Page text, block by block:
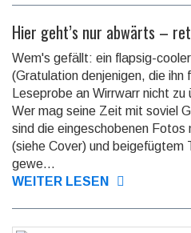
Hier geht’s nur abwärts –
Wem's gefällt: ein flapsig-
(Gratulation denjenigen, die
Leseprobe an Wirrwarr nicht
Wer mag seine Zeit mit soviel
sind die eingeschobenen
(siehe Cover) und beigefügtem
gewe...
WEITER LESEN